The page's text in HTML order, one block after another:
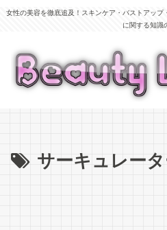
女性の美容を徹底追及！スキンケア・バストアッ
に関する知識
サーキュレー